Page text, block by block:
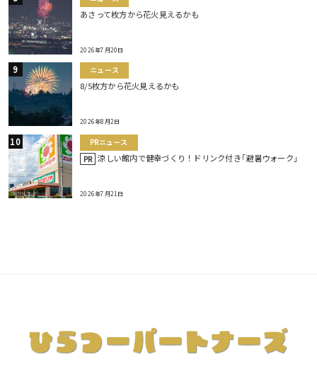
あさって枚方から花火見えるかも
2026年7月20日
ニュース
8/5枚方から花火見えるかも
2026年8月2日
PRニュース
PR 涼しい館内で健幸づくり！ドリンク付き｢避暑ウォーク｣
2026年7月21日